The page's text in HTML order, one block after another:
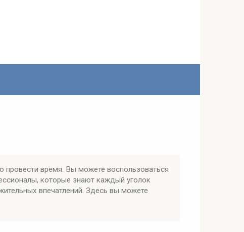
провести время. Вы можете воспользоваться
которые знают каждый уголок
впечатлений. Здесь вы можете